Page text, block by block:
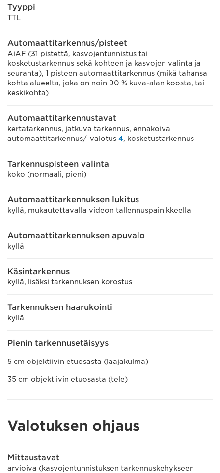
Tyyppi
TTL
Automaattitarkennus/pisteet
AiAF (31 pistettä, kasvojentunnistus tai
kosketustarkennus sekä kohteen ja kasvojen valinta ja
seuranta), 1 pisteen automaattitarkennus (mikä tahansa
kohta alueelta, joka on noin 90 % kuva-alan koosta, tai
keskikohta)
Automaattitarkennustavat
kertatarkennus, jatkuva tarkennus, ennakoiva
automaattitarkennus/-valotus 4, kosketustarkennus
Tarkennuspisteen valinta
koko (normaali, pieni)
Automaattitarkennuksen lukitus
kyllä, mukautettavalla videon tallennuspainikkeella
Automaattitarkennuksen apuvalo
kyllä
Käsintarkennus
kyllä, lisäksi tarkennuksen korostus
Tarkennuksen haarukointi
kyllä
Pienin tarkennusetäisyys
5 cm objektiivin etuosasta (laajakulma)
35 cm objektiivin etuosasta (tele)
Valotuksen ohjaus
Mittaustavat
arvioiva (kasvojentunnistuksen tarkennuskehykseen